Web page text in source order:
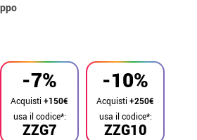
-7%
Acquisti+150€
ZZG7
usa il codice*:
-10%
Acquisti+250€
ZZG10
usa il codice*: